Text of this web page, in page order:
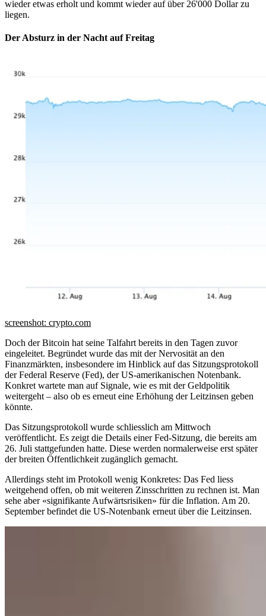
wieder etwas erholt und kommt wieder auf über 26'000 Dollar zu
liegen.
Der Absturz in der Nacht auf Freitag
screenshot: crypto.com
Doch der Bitcoin hat seine Talfahrt bereits in den Tagen zuvor
eingeleitet. Begründet wurde das mit der Nervosität an den
Finanzmärkten, insbesondere im Hinblick auf das Sitzungsprotokoll
der Federal Reserve (Fed), der US-amerikanischen Notenbank.
Konkret wartete man auf Signale, wie es mit der Geldpolitik
weitergeht – also ob es erneut eine Erhöhung der Leitzinsen geben
könnte.
Das Sitzungsprotokoll wurde schliesslich am Mittwoch
veröffentlicht. Es zeigt die Details einer Fed-Sitzung, die bereits am
26. Juli stattgefunden hatte. Diese werden normalerweise erst später
der breiten Öffentlichkeit zugänglich gemacht.
Allerdings steht im Protokoll wenig Konkretes: Das Fed liess
weitgehend offen, ob mit weiteren Zinsschritten zu rechnen ist. Man
sehe aber «signifikante Aufwärtsrisiken» für die Inflation. Am 20.
September befindet die US-Notenbank erneut über die Leitzinsen.